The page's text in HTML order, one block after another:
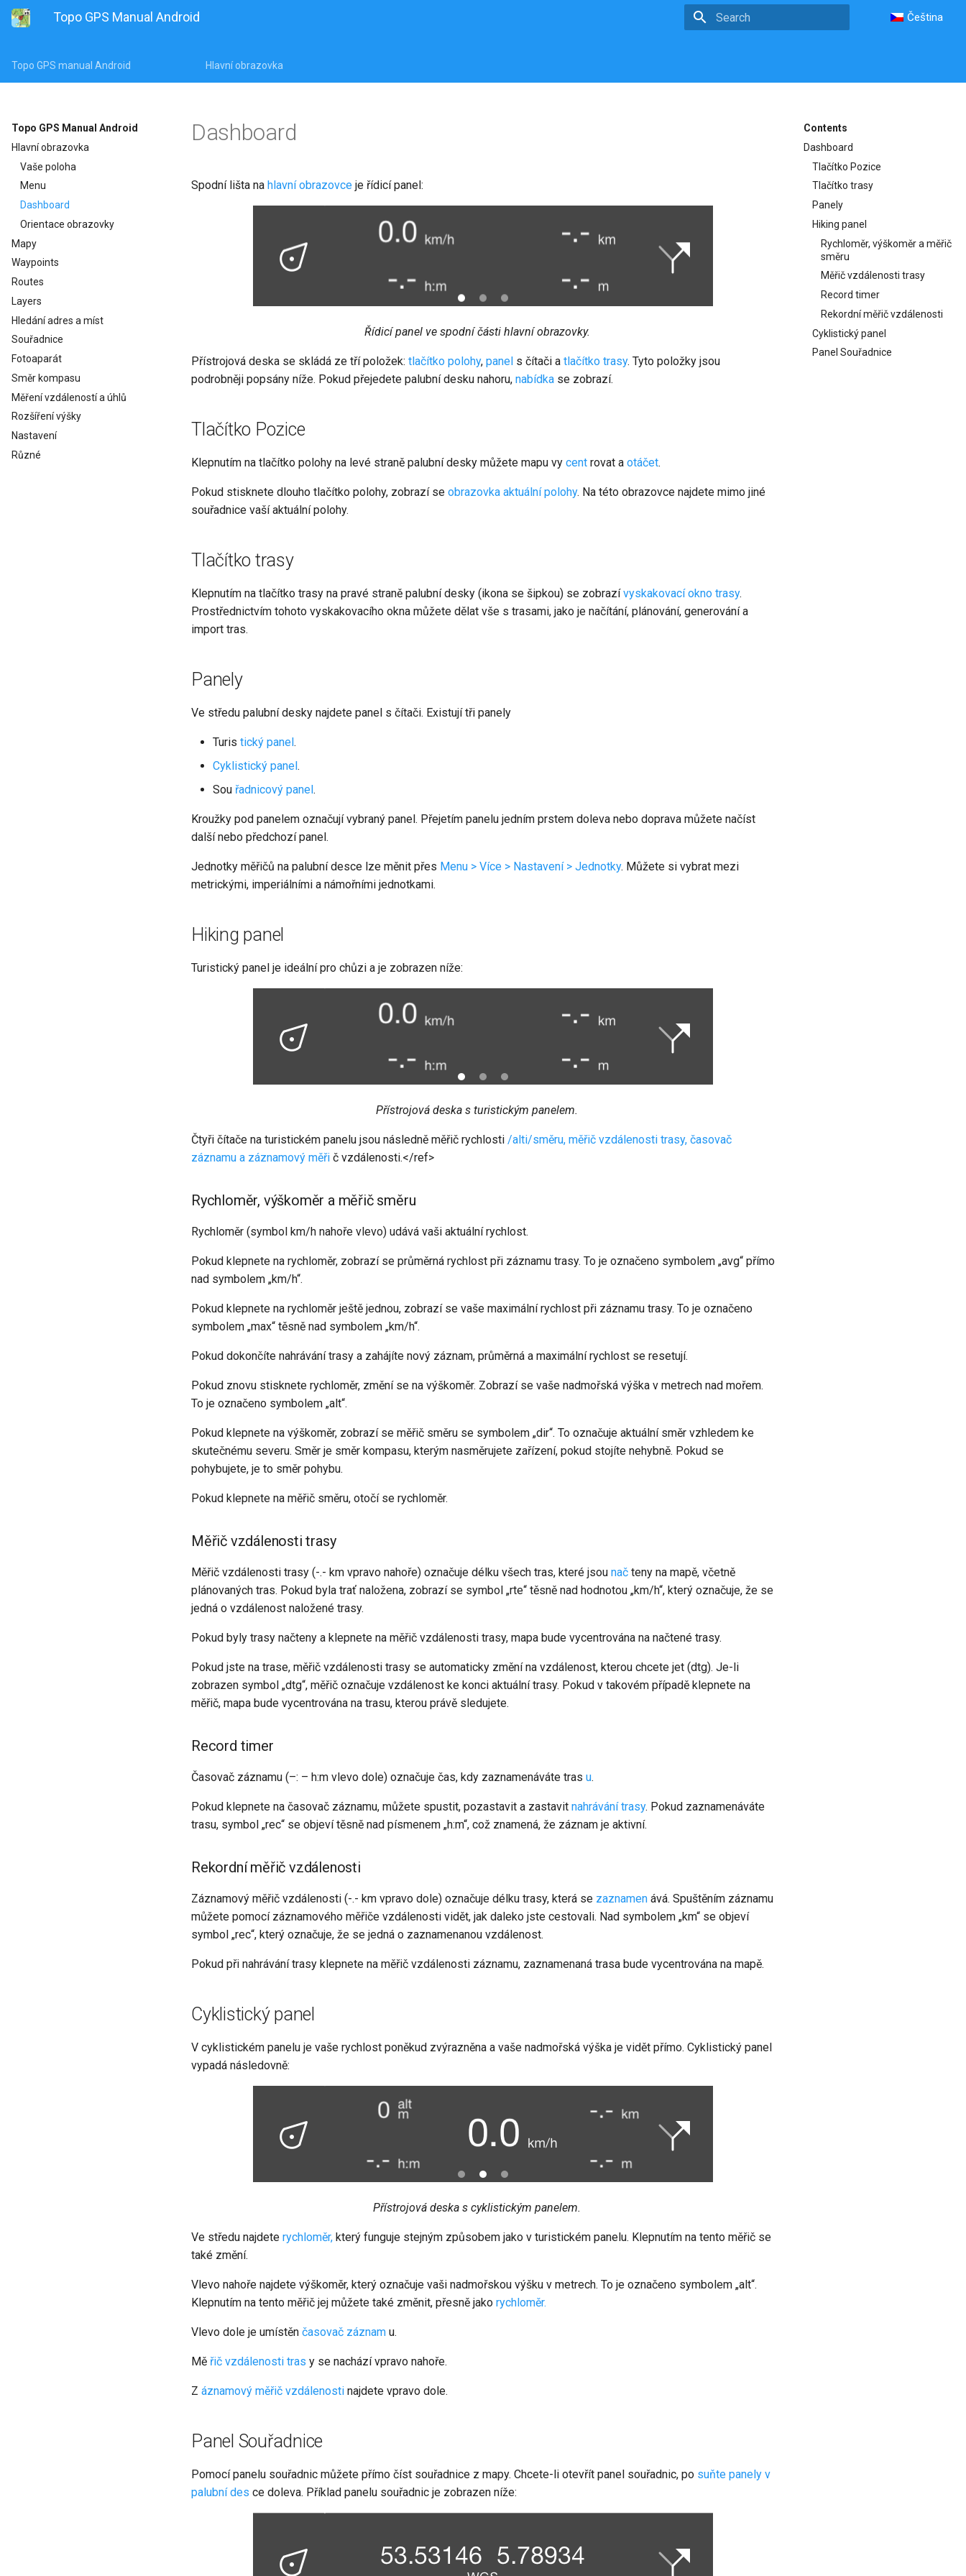
Topo GPS Manual Android Čeština
Topo GPS manual Android Hlavní obrazovka
Topo GPS Manual Android
Hlavní obrazovka
Vaše poloha
Menu
Dashboard
Orientace obrazovky
Mapy
Waypoints
Routes
Layers
Hledání adres a míst
Souřadnice
Fotoaparát
Směr kompasu
Měření vzdáleností a úhlů
Rozšíření výšky
Nastavení
Různé
Contents
Dashboard
Tlačítko Pozice
Tlačítko trasy
Panely
Hiking panel
Rychloměr, výškoměr a měřič
směru
Měřič vzdálenosti trasy
Record timer
Rekordní měřič vzdálenosti
Cyklistický panel
Panel Souřadnice
Dashboard
Spodní lišta na hlavní obrazovce je řídicí panel:
Řídicí panel ve spodní části hlavní obrazovky.
Přístrojová deska se skládá ze tří položek: tlačítko polohy, panel s čítači a tlačítko trasy. Tyto položky jsou
podrobněji popsány níže. Pokud přejedete palubní desku nahoru, nabídka se zobrazí.
Tlačítko Pozice
Klepnutím na tlačítko polohy na levé straně palubní desky můžete mapu vy cent rovat a otáčet.
Pokud stisknete dlouho tlačítko polohy, zobrazí se obrazovka aktuální polohy. Na této obrazovce najdete mimo jiné
souřadnice vaší aktuální polohy.
Tlačítko trasy
Klepnutím na tlačítko trasy na pravé straně palubní desky (ikona se šipkou) se zobrazívyskakovací okno trasy.
Prostřednictvím tohoto vyskakovacího okna můžete dělat vše s trasami, jako je načítání, plánování, generování a
import tras.
Panely
Ve středu palubní desky najdete panel s čítači. Existují tři panely
Turis tický panel.
Cyklistický panel.
Sou řadnicový panel.
Kroužky pod panelem označují vybraný panel. Přejetím panelu jedním prstem doleva nebo doprava můžete načíst
další nebo předchozí panel.
Jednotky měřičů na palubní desce lze měnit přes Menu > Více > Nastavení > Jednotky. Můžete si vybrat mezi
metrickými, imperiálními a námořními jednotkami.
Hiking panel
Turistický panel je ideální pro chůzi a je zobrazen níže:
Přístrojová deska s turistickým panelem.
Čtyři čítače na turistickém panelu jsou následně měřič rychlosti /alti/směru, měřič vzdálenosti trasy, časovač
záznamu a záznamový měři č vzdálenosti.</ref>
Rychloměr, výškoměr a měřič směru
Rychloměr (symbol km/h nahoře vlevo) udává vaši aktuální rychlost.
Pokud klepnete na rychloměr, zobrazí se průměrná rychlost při záznamu trasy. To je označeno symbolem „avg“ přímo
nad symbolem „km/h“.
Pokud klepnete na rychloměr ještě jednou, zobrazí se vaše maximální rychlost při záznamu trasy. To je označeno
symbolem „max“ těsně nad symbolem „km/h“.
Pokud dokončíte nahrávání trasy a zahájíte nový záznam, průměrná a maximální rychlost se resetují.
Pokud znovu stisknete rychloměr, změní se na výškoměr. Zobrazí se vaše nadmořská výška v metrech nad mořem.
To je označeno symbolem „alt“.
Pokud klepnete na výškoměr, zobrazí se měřič směru se symbolem „dir“. To označuje aktuální směr vzhledem ke
skutečnému severu. Směr je směr kompasu, kterým nasměrujete zařízení, pokud stojíte nehybně. Pokud se
pohybujete, je to směr pohybu.
Pokud klepnete na měřič směru, otočí se rychloměr.
Měřič vzdálenosti trasy
Měřič vzdálenosti trasy (-.- km vpravo nahoře) označuje délku všech tras, které jsou nač teny na mapě, včetně
plánovaných tras. Pokud byla trať naložena, zobrazí se symbol „rte“ těsně nad hodnotou „km/h“, který označuje, že se
jedná o vzdálenost naložené trasy.
Pokud byly trasy načteny a klepnete na měřič vzdálenosti trasy, mapa bude vycentrována na načtené trasy.
Pokud jste na trase, měřič vzdálenosti trasy se automaticky změní na vzdálenost, kterou chcete jet (dtg). Je-li
zobrazen symbol „dtg“, měřič označuje vzdálenost ke konci aktuální trasy. Pokud v takovém případě klepnete na
měřič, mapa bude vycentrována na trasu, kterou právě sledujete.
Record timer
Časovač záznamu (–: – h:m vlevo dole) označuje čas, kdy zaznamenáváte tras u.
Pokud klepnete na časovač záznamu, můžete spustit, pozastavit a zastavit nahrávání trasy. Pokud zaznamenáváte
trasu, symbol „rec“ se objeví těsně nad písmenem „h:m“, což znamená, že záznam je aktivní.
Rekordní měřič vzdálenosti
Záznamový měřič vzdálenosti (-.- km vpravo dole) označuje délku trasy, která se zaznamen ává. Spuštěním záznamu
můžete pomocí záznamového měřiče vzdálenosti vidět, jak daleko jste cestovali. Nad symbolem „km“ se objeví
symbol „rec“, který označuje, že se jedná o zaznamenanou vzdálenost.
Pokud při nahrávání trasy klepnete na měřič vzdálenosti záznamu, zaznamenaná trasa bude vycentrována na mapě.
Cyklistický panel
V cyklistickém panelu je vaše rychlost poněkud zvýrazněna a vaše nadmořská výška je vidět přímo. Cyklistický panel
vypadá následovně:
Přístrojová deska s cyklistickým panelem.
Ve středu najdete rychloměr, který funguje stejným způsobem jako v turistickém panelu. Klepnutím na tento měřič se
také změní.
Vlevo nahoře najdete výškoměr, který označuje vaši nadmořskou výšku v metrech. To je označeno symbolem „alt“.
Klepnutím na tento měřič jej můžete také změnit, přesně jako rychloměr.
Vlevo dole je umístěn časovač záznam u.
Mě řič vzdálenosti tras y se nachází vpravo nahoře.
Z áznamový měřič vzdálenosti najdete vpravo dole.
Panel Souřadnice
Pomocí panelu souřadnic můžete přímo číst souřadnice z mapy. Chcete-li otevřít panel souřadnic, po suňte panely v
palubní des ce doleva. Příklad panelu souřadnic je zobrazen níže: